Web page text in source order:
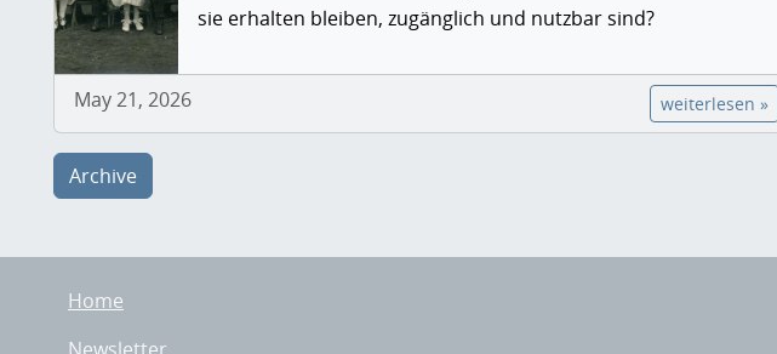
sie erhalten bleiben, zugänglich und nutzbar sind?
May 21, 2026 weiterlesen »
Archive
Home